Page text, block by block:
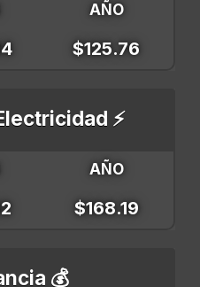
AÑO
$125.76
⚡
AÑO
$168.19
💰